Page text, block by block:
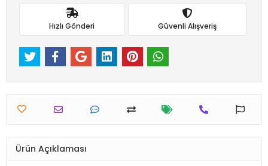
Hızlı Gönderi Güvenli Alışveriş
Ürün Açıklaması